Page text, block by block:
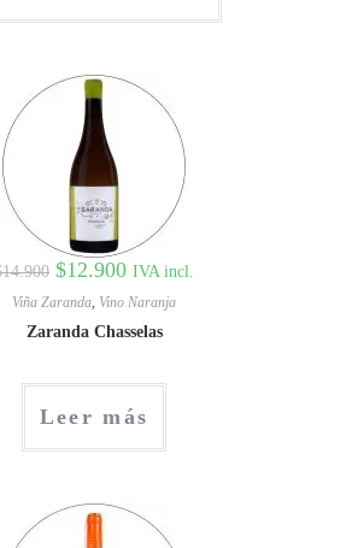
14.900 $12.900 IVA incl.
Viña Zaranda, Vino Naranja
Zaranda Chasselas
Leer más